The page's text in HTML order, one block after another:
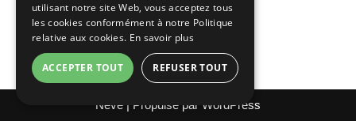
Neve | Propulsé par WordPress
utilisant notre site Web, vous acceptez tous
les cookies conformément à notre Politique
relative aux cookies. En savoir plus
ACCEPTER TOUT REFUSER TOUT